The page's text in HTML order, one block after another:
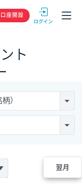
GMOクリック
口座開設
ト
）
翌月